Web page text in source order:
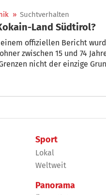
» Suchtverhalten
Kokain-Land Südtirol?
offiziellen Bericht wurden 2021 in Südtirol 29,1 Kilogramm
zwischen 15 und 74
nicht der einzige
Sport
Lokal
Weltweit
Panorama